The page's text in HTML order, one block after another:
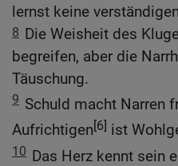
lernst keine
8 Die Weisheit des
begreifen, aber die
Täuschung.
9 Schuld macht Narren
Aufrichtigen[6] ist
10 Das Herz kennt sein